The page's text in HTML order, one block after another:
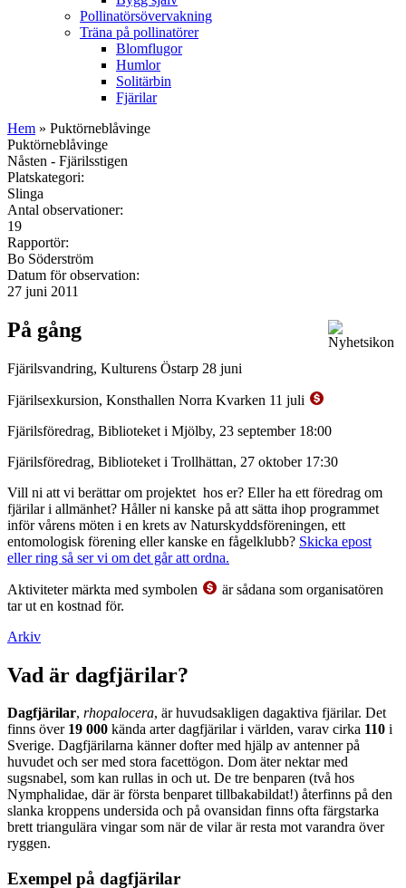
Pollinatörsövervakning
Träna på pollinatörer
Blomflugor
Humlor
Solitärbin
Fjärilar
Hem » Puktörneblåvinge
Puktörneblåvinge
Nåsten - Fjärilsstigen
Platskategori:
Slinga
Antal observationer:
19
Rapportör:
Bo Söderström
Datum för observation:
27 juni 2011
På gång
Fjärilsvandring, Kulturens Östarp 28 juni
Fjärilsexkursion, Konsthallen Norra Kvarken 11 juli
Fjärilsföredrag, Biblioteket i Mjölby, 23 september 18:00
Fjärilsföredrag, Biblioteket i Trollhättan, 27 oktober 17:30
Vill ni att vi berättar om projektet hos er? Eller ha ett föredrag om
fjärilar i allmänhet? Håller ni kanske på att sätta ihop programmet
inför vårens möten i en krets av Naturskyddsföreningen, ett
entomologisk förening eller kanske en fågelklubb? Skicka epost
eller ring så ser vi om det går att ordna.
Aktiviteter märkta med symbolen
är sådana som organisatören
tar ut en kostnad för.
Arkiv
Vad är dagfjärilar?
Dagfjärilar, rhopalocera, är huvudsakligen dagaktiva fjärilar. Det
finns över 19 000 kända arter dagfjärilar i världen, varav cirka 110 i
Sverige. Dagfjärilarna känner dofter med hjälp av antenner på
huvudet och ser med stora facettögon. Dom äter nektar med
sugsnabel, som kan rullas in och ut. De tre benparen (två hos
Nymphalidae, där är första benparet tillbakabildat!) återfinns på den
slanka kroppens undersida och på ovansidan finns ofta färgstarka
brett triangulära vingar som när de vilar är resta mot varandra över
ryggen.
Exempel på dagfjärilar